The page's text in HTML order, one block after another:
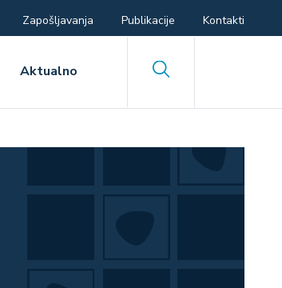
Zapošljavanja Publikacije Kontakti
Aktualno Search